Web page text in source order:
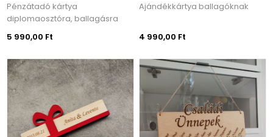
Pénzátadó kártya
diplomaosztóra, ballagásra
5 990,00 Ft
Ajándékkártya ballagóknak
4 990,00 Ft